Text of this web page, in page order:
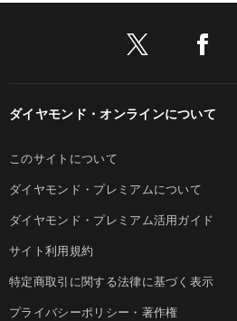
ダイヤモンド・オンラインについて
このサイトについて
ダイヤモンド・プレミアムについて
ダイヤモンド・プレミアム活用ガイド
サイト利用規約
特定商取引に関する法律に基づく表示
プライバシーポリシー・著作権